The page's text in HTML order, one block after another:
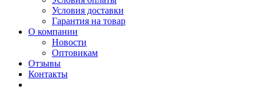
Условия доставки
Гарантия на товар
О компании
Новости
Оптовикам
Отзывы
Контакты